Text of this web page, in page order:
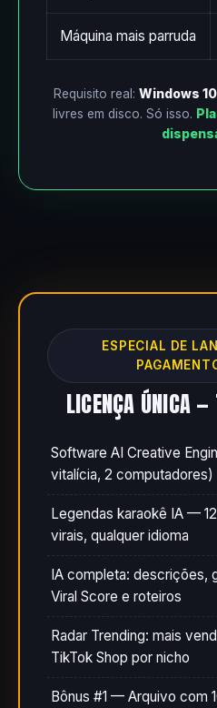
Máquina mais parruda
Requisito real: Windows
livres em disco. Só isso.
ESPECIAL DE
LICENÇA ÚNICA —
Software AI Creative
vitalícia, 2 computadores)
Legendas karaokê IA —
virais, qualquer idioma
IA completa: descrições,
Viral Score e roteiros
Radar Trending: mais
TikTok Shop por nicho
Bônus #1 — Arquivo com